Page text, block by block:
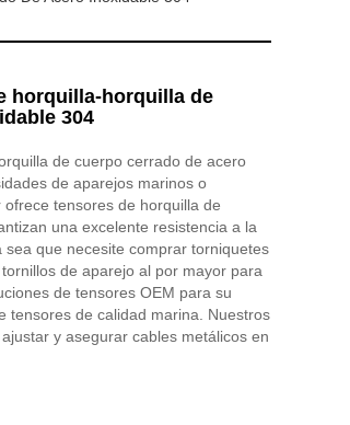
horquilla-horquilla de
304
de cuerpo cerrado de acero
de aparejos marinos o
tensores de horquilla de
una excelente resistencia a la
que necesite comprar torniquetes
de aparejo al por mayor para
de tensores OEM para su
tensores de calidad marina. Nuestros
y asegurar cables metálicos en